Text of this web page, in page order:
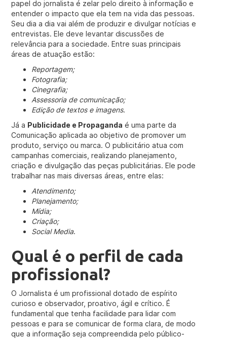
papel do jornalista é zelar pelo direito à informação e
entender o impacto que ela tem na vida das pessoas.
Seu dia a dia vai além de produzir e divulgar notícias e
entrevistas. Ele deve levantar discussões de
relevância para a sociedade. Entre suas principais
áreas de atuação estão:
Reportagem;
Fotografia;
Cinegrafia;
Assessoria de comunicação;
Edição de textos e imagens.
Já a Publicidade e Propaganda é uma parte da
Comunicação aplicada ao objetivo de promover um
produto, serviço ou marca. O publicitário atua com
campanhas comerciais, realizando planejamento,
criação e divulgação das peças publicitárias. Ele pode
trabalhar nas mais diversas áreas, entre elas:
Atendimento;
Planejamento;
Mídia;
Criação;
Social Media.
Qual é o perfil de cada
profissional?
O Jornalista é um profissional dotado de espírito
curioso e observador, proativo, ágil e crítico. É
fundamental que tenha facilidade para lidar com
pessoas e para se comunicar de forma clara, de modo
que a informação seja compreendida pelo público-